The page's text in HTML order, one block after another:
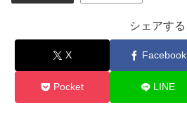
シェアする
X Facebook
Pocket LINE